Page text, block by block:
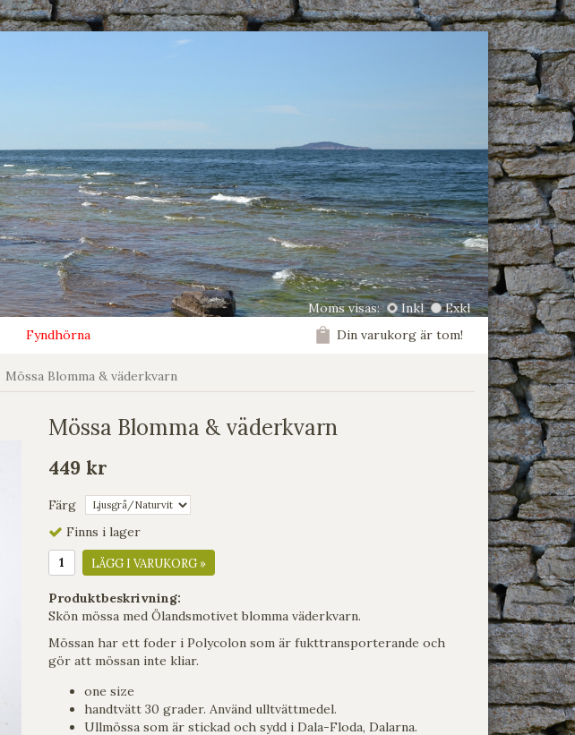
Moms visas: Inkl
Exkl
Fyndhörna Din varukorg är tom!
Mössa Blomma & väderkvarn
Mössa Blomma & väderkvarn
449 kr
Färg
Finns i lager
LÄGG I VARUKORG »
Produktbeskrivning:
Skön mössa med Ölandsmotivet blomma väderkvarn.
Mössan har ett foder i Polycolon som är fukttransporterande och
gör att mössan inte kliar.
one size
handtvätt 30 grader. Använd ulltvättmedel.
Ullmössa som är stickad och sydd i Dala-Floda, Dalarna.